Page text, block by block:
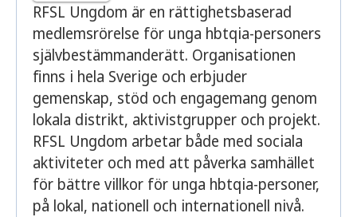
RFSL Ungdom är en rättighetsbaserad
medlemsrörelse för unga hbtqia-personers
självbestämmanderätt. Organisationen
finns i hela Sverige och erbjuder
gemenskap, stöd och engagemang genom
lokala distrikt, aktivistgrupper och projekt.
RFSL Ungdom arbetar både med sociala
aktiviteter och med att påverka samhället
för bättre villkor för unga hbtqia-personer,
på lokal, nationell och internationell nivå.